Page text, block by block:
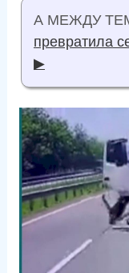
А МЕЖДУ
превратила
▶